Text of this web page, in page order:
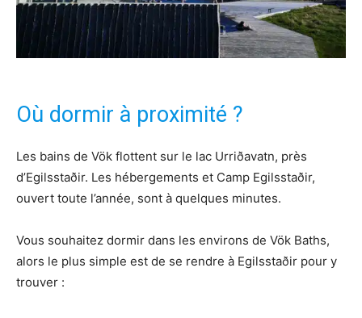
Où dormir à proximité ?
Les bains de Vök flottent sur le lac Urriðavatn, près
d’Egilsstaðir. Les hébergements et Camp Egilsstaðir,
ouvert toute l’année, sont à quelques minutes.
Vous souhaitez dormir dans les environs de Vök Baths,
alors le plus simple est de se rendre à Egilsstaðir pour y
trouver :